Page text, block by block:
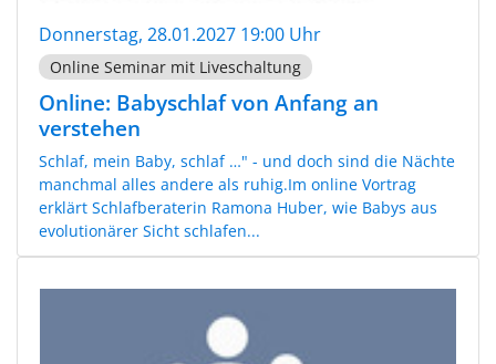
Donnerstag, 28.01.2027 19:00 Uhr
Online Seminar mit Liveschaltung
Online: Babyschlaf von Anfang an
verstehen
Schlaf, mein Baby, schlaf …" - und doch sind die Nächte
manchmal alles andere als ruhig.Im online Vortrag
erklärt Schlafberaterin Ramona Huber, wie Babys aus
evolutionärer Sicht schlafen...